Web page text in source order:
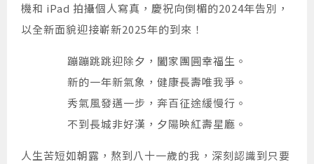
機和 iPad 拍攝個人寫真，慶祝向倒楣的2024年告別，
以全新面貌迎接嶄新2025年的到來！
蹦蹦跳跳迎除夕，闔家團圓幸福生。
新的一年新氣象，健康長壽唯我爭。
秀氣風發邁一步，奔百征途緩慢行。
不到長城非好漢，夕陽映紅壽星廳。
人生苦短如朝露，熬到八十一歲的我，深刻認識到只要